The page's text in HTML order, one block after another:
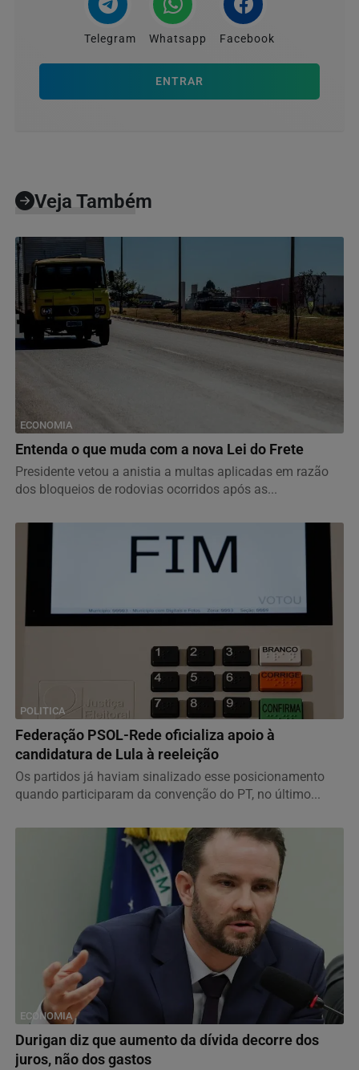
Telegram Whatsapp Facebook
ENTRAR
Veja Também
ECONOMIA
Entenda o que muda com a nova Lei do Frete
Presidente vetou a anistia a multas aplicadas em razão
dos bloqueios de rodovias ocorridos após as...
POLITICA
Federação PSOL-Rede oficializa apoio à
candidatura de Lula à reeleição
Os partidos já haviam sinalizado esse posicionamento
quando participaram da convenção do PT, no último...
ECONOMIA
Durigan diz que aumento da dívida decorre dos
juros, não dos gastos